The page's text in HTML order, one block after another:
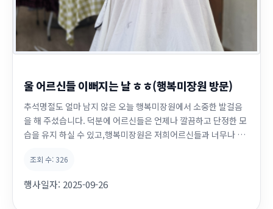
울 어르신들 이뻐지는 날 ㅎㅎ(행복미장원 방문)
추석명절도 얼마 남지 않은 오늘 행복미장원에서 소중한 발걸음
을 해 주셨습니다. 덕분에 어르신들은 언제나 깔끔하고 단정한 모
습을 유지 하실 수 있고,행복미장원은 저희어르신들과 너무나 정
서 예쁜말과 애교넘치는 사랑까지 전달해 주시는 선생님들의 세
하실 듯 하네요 ~~~ 다음에도 예쁘게 컷트 또 ...
조회 수: 326
행사일자: 2025-09-26